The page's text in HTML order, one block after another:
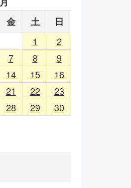
金 土
日
1
2
7 8
9
14 15
16
21 22
23
28 29 30